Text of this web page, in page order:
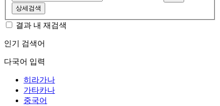
상세검색
결과 내 재검색
인기 검색어
다국어 입력
히라가나
가타카나
중국어